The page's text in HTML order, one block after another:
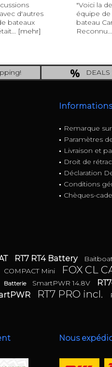
d'autres
bateaux
[mehr]
"Voici la
équipe
bateau
Reconnu...
Informations
Remarque
Paramètres
Livraison et
Droit de
Déclaration
Conditions
Chèques-
RT7 RT4 Battery
COMPACT Mini FOX CL
Batterie SmartPWR 14.8V
RT7 PRO incl.
Nous